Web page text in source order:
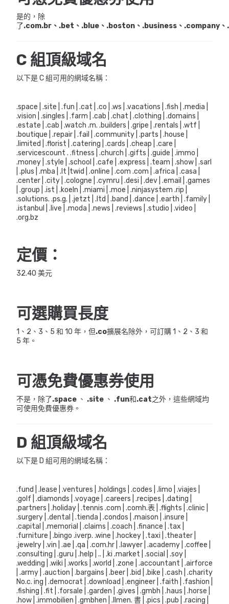
是的，除
了.com.br、.bet、.blue、.boston、.business、.company
C 組頂級域名
以下是 C 組可用的網域名稱：
.space | .site | .fun | .cat | .co | .ws | .vacations | .fish | .media |
.vision | .singles | .farm | .cab | .chat | .clothing | .domains |
.estate | .cab | .watch .m. .builders | .gripe | .rentals | .wtf |
.boutique | .repair | .fail | .community | .parts | .house |
.limited | .florist | .catering | .cards | .cheap | .care |
.servicescount . .fitness | .church | .gifts | .guide | .immo |
.money | .style | .school | .cafe | .express | .team | .show | .sarl
| .plus | .mba | .lt |twid | .online | .com .com | .africa | .casa |
.center | .city | .cologne | .cymru | .desi | .dev | .email | .games
| .group | .ist | .koeln | .miami | .moe | .ninjasystem .rip |
.solutions. .ps.g. | .jetzt | .ltd | .band | .dance | .earth | .family |
.istanbul | .live | .moda | .news | .reviews | .studio | .video |
.org.bz
定價：
32.40 美元
可選購買長度
1、2、3、5 和 10 年，但.co擴展名除外，可訂購 1、2、3 和
5 年。
可憑免費優惠券使用
不是，除了.space 、 .site 、 .fun和.cat之外，這些網域均
可使用免費優惠券。
D 組頂級域名
以下是 D 組可用的網域名稱：
.fund | .lease | .ventures | .holdings | .codes | .limo | .viajes |
.golf | .diamonds | .voyage | .careers | .recipes | .dating |
.partners | .holiday | .tennis .com | .comh.表 | .flights | .clinic |
.surgery | .dental | .tienda | .condos | .maison | .insure |
.capital | .memorial | .claims | .coach | .finance | .tax |
.furniture | .bingo .iverp. .wine | .hockey | .taxi | .theater |
.jewelry | .vin | .ae | .qa | .com.hr | .lawyer | .academy | .coffee |
.consulting | .guru | .help | .. | .ki .market | .social | .soy |
.wedding | .wiki | .works | .world | .zone | .accountant | .airforce
| .army | .auction | .bargains | .beer | .bid | .bike | .cash | .charity
No.c. ing | .democrat | .download | .engineer | .faith | .fashion |
.fishing | .fit | .forsale | .garden | .gives | .gmbh | .haus | .horse |
.how | .immobilien | .gmbhen | .llmen. 書 | .pics | .pub | .racing |